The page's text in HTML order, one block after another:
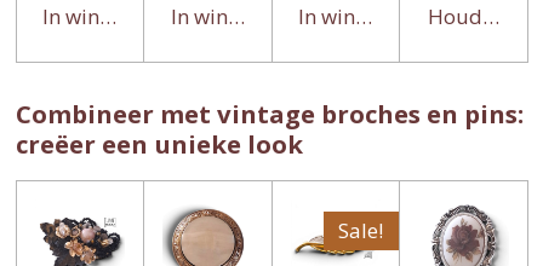
In winkelwagenIn winkelwagenIn winkelwagenHoud mij
Combineer met vintage broches en pins:
creëer een unieke look
Sale!